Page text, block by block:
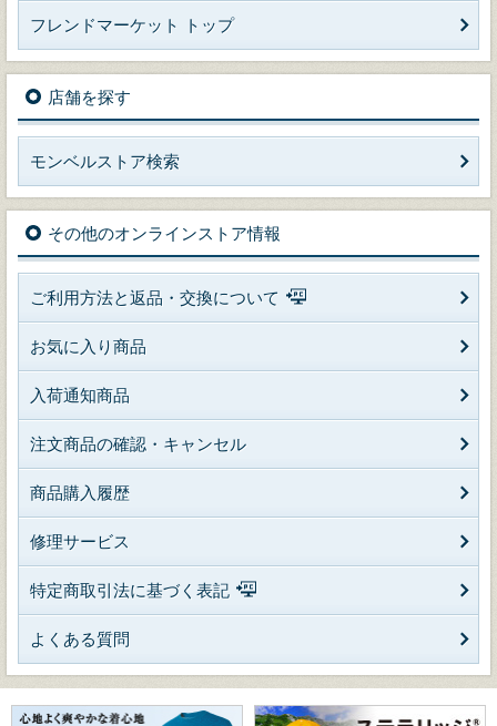
フレンドマーケット トップ
店舗を探す
モンベルストア検索
その他のオンラインストア情報
ご利用方法と返品・交換について
お気に入り商品
入荷通知商品
注文商品の確認・キャンセル
商品購入履歴
修理サービス
特定商取引法に基づく表記
よくある質問